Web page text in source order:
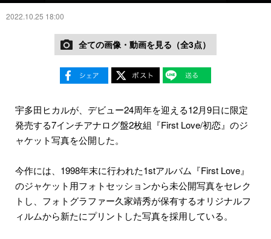
2022.10.25 18:00
全ての画像・動画を見る（全3点）
宇多田ヒカルが、デビュー24周年を迎える12月9日に限定
発売する7インチアナログ盤2枚組『First Love/初恋』のジ
ャケット写真を公開した。
今作には、1998年末に行われた1stアルバム『First Love』
のジャケット用フォトセッションから未公開写真をセレク
トし、フォトグラファー久家靖秀が保有するオリジナルフ
ィルムから新たにプリントした写真を採用している。